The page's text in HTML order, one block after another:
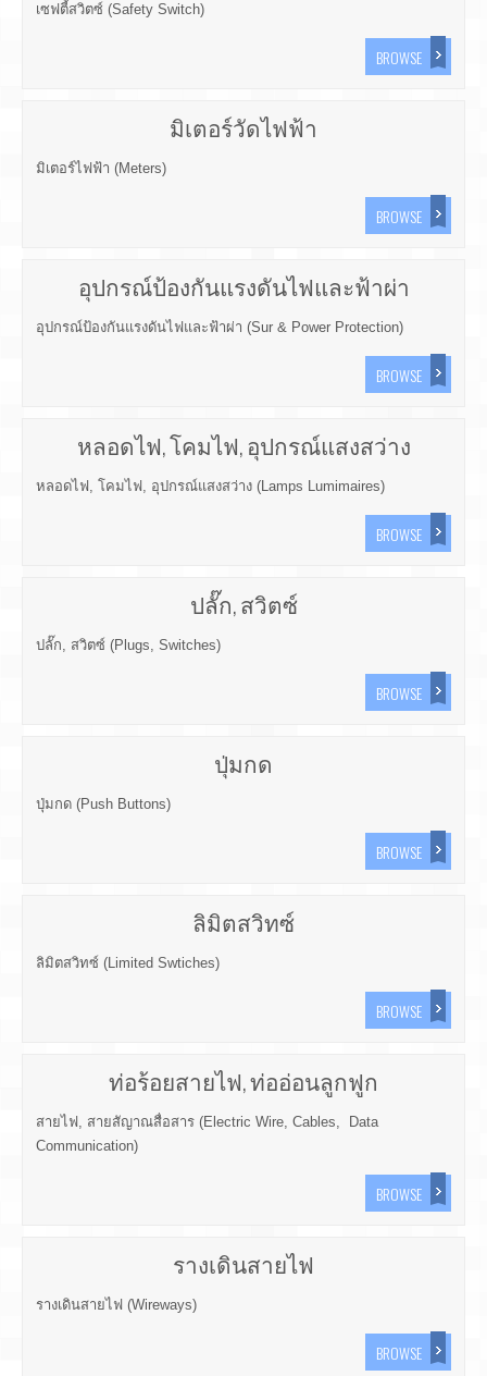
เซฟตี้สวิตซ์ (Safety Switch)
BROWSE
มิเตอร์วัดไฟฟ้า
มิเตอร์ไฟฟ้า (Meters)
BROWSE
อุปกรณ์ป้องกันแรงดันไฟและฟ้าผ่า
อุปกรณ์ป้องกันแรงดันไฟและฟ้าผ่า (Sur & Power Protection)
BROWSE
หลอดไฟ, โคมไฟ, อุปกรณ์แสงสว่าง
หลอดไฟ, โคมไฟ, อุปกรณ์แสงสว่าง (Lamps Lumimaires)
BROWSE
ปลั๊ก, สวิตซ์
ปลั๊ก, สวิตซ์ (Plugs, Switches)
BROWSE
ปุ่มกด
ปุ่มกด (Push Buttons)
BROWSE
ลิมิตสวิทซ์
ลิมิตสวิทซ์ (Limited Swtiches)
BROWSE
ท่อร้อยสายไฟ, ท่ออ่อนลูกฟูก
สายไฟ, สายสัญาณสื่อสาร (Electric Wire, Cables, Data
Communication)
BROWSE
รางเดินสายไฟ
รางเดินสายไฟ (Wireways)
BROWSE